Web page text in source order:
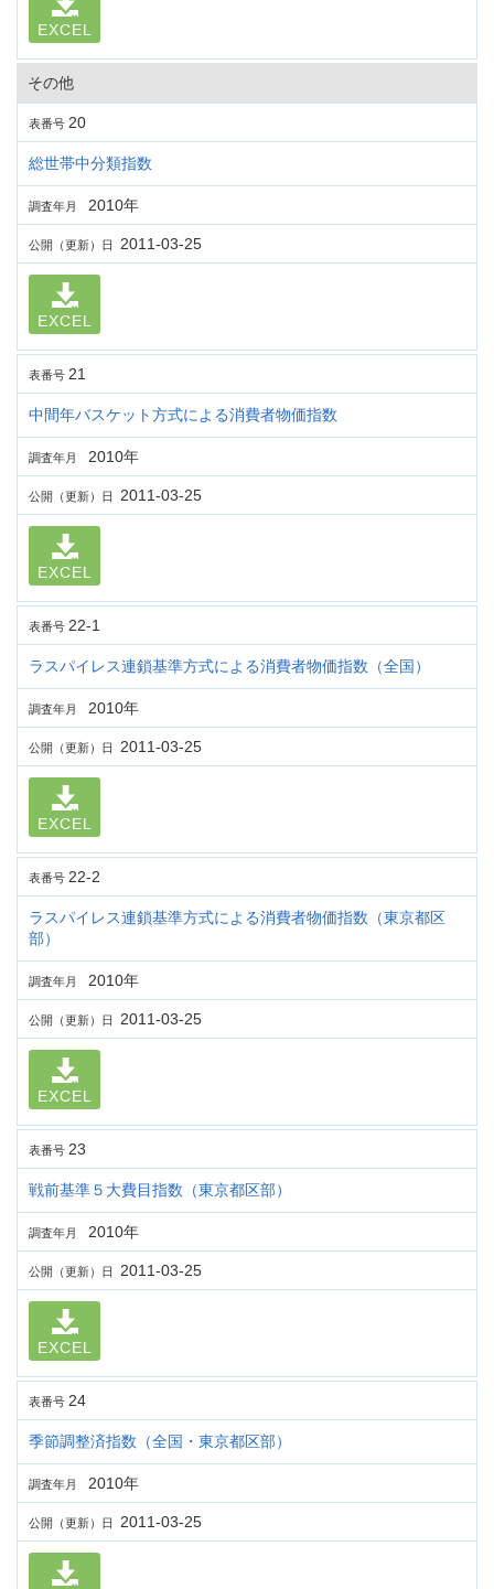
EXCEL
その他
表番号 20
総世帯中分類指数
調査年月 2010年
公開（更新）日 2011-03-25
EXCEL
表番号 21
中間年バスケット方式による消費者物価指数
調査年月 2010年
公開（更新）日 2011-03-25
EXCEL
表番号 22-1
ラスパイレス連鎖基準方式による消費者物価指数（全国）
調査年月 2010年
公開（更新）日 2011-03-25
EXCEL
表番号 22-2
ラスパイレス連鎖基準方式による消費者物価指数（東京都区
部）
調査年月 2010年
公開（更新）日 2011-03-25
EXCEL
表番号 23
戦前基準５大費目指数（東京都区部）
調査年月 2010年
公開（更新）日 2011-03-25
EXCEL
表番号 24
季節調整済指数（全国・東京都区部）
調査年月 2010年
公開（更新）日 2011-03-25